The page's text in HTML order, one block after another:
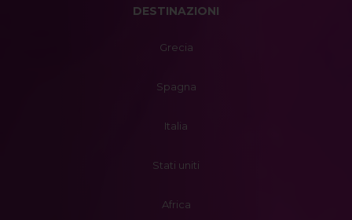
DESTINAZIONI
Grecia
Spagna
Italia
Stati uniti
Africa